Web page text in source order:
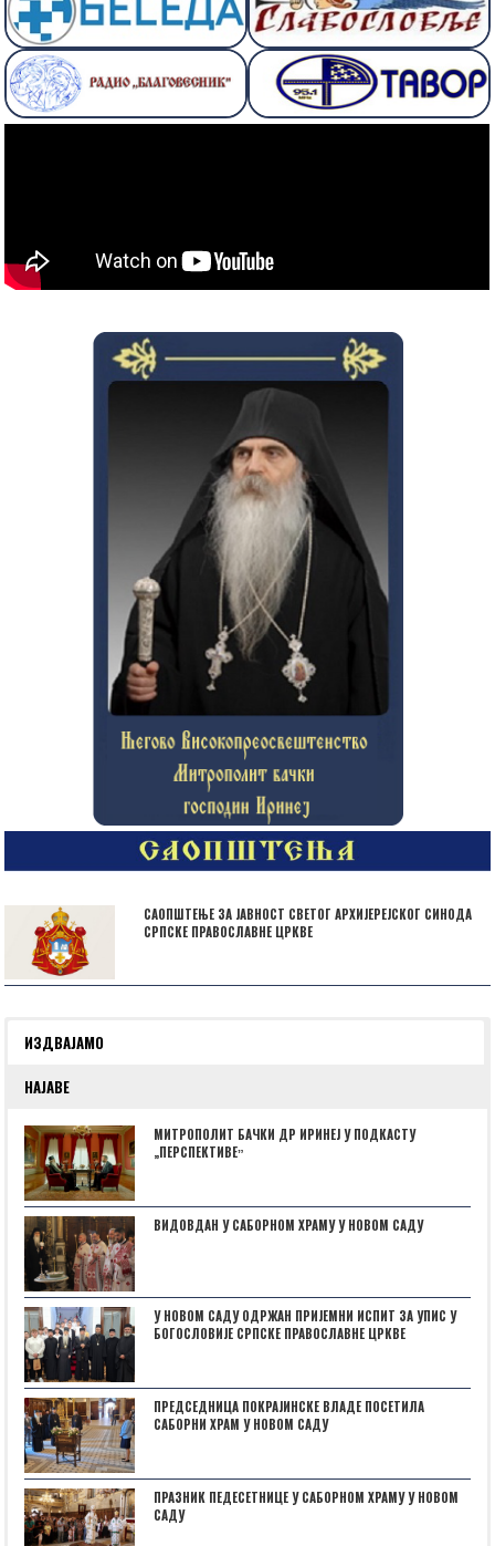
САОПШТЕЊЕ ЗА ЈАВНОСТ СВЕТОГ АРХИЈЕРЕЈСКОГ СИНОДА
СРПСКЕ ПРАВОСЛАВНЕ ЦРКВЕ
ИЗДВАЈАМО
НАЈАВЕ
МИТРОПОЛИТ БАЧКИ ДР ИРИНЕЈ У ПОДКАСТУ
„ПЕРСПЕКТИВЕˮ
ВИДОВДАН У САБОРНОМ ХРАМУ У НОВОМ САДУ
У НОВОМ САДУ ОДРЖАН ПРИЈЕМНИ ИСПИТ ЗА УПИС У
БОГОСЛОВИЈЕ СРПСКЕ ПРАВОСЛАВНЕ ЦРКВЕ
ПРЕДСЕДНИЦА ПОКРАЈИНСКЕ ВЛАДЕ ПОСЕТИЛА
САБОРНИ ХРАМ У НОВОМ САДУ
ПРАЗНИК ПЕДЕСЕТНИЦЕ У САБОРНОМ ХРАМУ У НОВОМ
САДУ